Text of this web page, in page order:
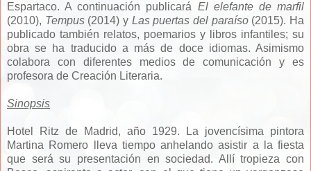
Espartaco. A continuación publicará El elefante de marfil
(2010), Tempus(2014) y Las puertas del paraíso (2015). Ha
publicado también relatos, poemarios y libros infantiles; su
obra se ha traducido a más de doce idiomas. Asimismo
colabora con diferentes medios de comunicación y es
profesora de Creación Literaria.
Sinopsis
Hotel Ritz de Madrid, año 1929. La jovencísima pintora
Martina Romero lleva tiempo anhelando asistir a la fiesta
que será su presentación en sociedad. Allí tropieza con